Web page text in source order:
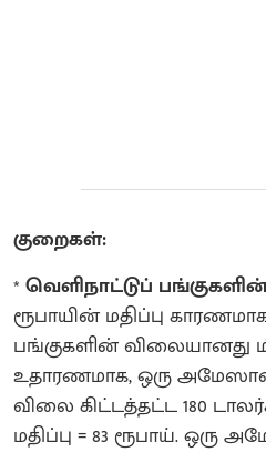
குறைகள்:
* வெளிநாட்டுப்
ரூபாயின் மதிப்பு
பங்குகளின் விலையானது
உதாரணமாக, ஒரு
விலை கிட்டத்தட்ட 180
மதிப்பு = 83 ரூபாய்.